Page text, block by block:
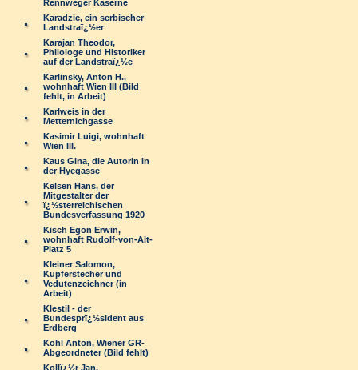
Rennweger Kaserne
Karadzic, ein serbischer
Landstraï¿½er
Karajan Theodor,
Philologe und Historiker
auf der Landstraï¿½e
Karlinsky, Anton H.,
wohnhaft Wien III (Bild
fehlt, in Arbeit)
Karlweis in der
Metternichgasse
Kasimir Luigi, wohnhaft
Wien III.
Kaus Gina, die Autorin in
der Hyegasse
Kelsen Hans, der
Mitgestalter der
ï¿½sterreichischen
Bundesverfassung 1920
Kisch Egon Erwin,
wohnhaft Rudolf-von-Alt-
Platz 5
Kleiner Salomon,
Kupferstecher und
Vedutenzeichner (in
Arbeit)
Klestil - der
Bundesprï¿½sident aus
Erdberg
Kohl Anton, Wiener GR-
Abgeordneter (Bild fehlt)
Kollï¿½r Jan,